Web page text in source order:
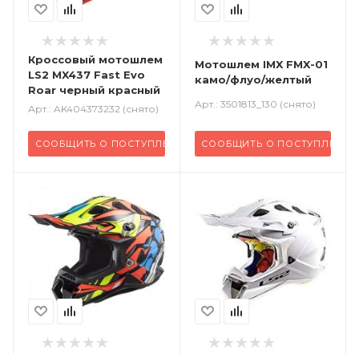
Кроссовый мотошлем
LS2 MX437 Fast Evo
Roar черный красный
Арт.: AK404373232 (снято)
СООБЩИТЬ О ПОСТУПЛЕНИИ
Мотошлем IMX FMX-01
камо/флуо/желтый
Арт.: 3501813_130 (снято)
СООБЩИТЬ О ПОСТУПЛЕНИИ